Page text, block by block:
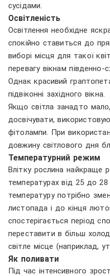
сусідами.
Освітленість
Освітлення необхідне
спокійно ставиться до
виборі місця для такої
перевагу вікнам південно-
Однак красивий
підвіконні західного вікна.
Якщо світла занадто
досвічувати,
фітолампи. При
довжину світлового дня
Температурний режим
Влітку рослина найкраще
температурах від 25 до 28
температуру потрібно
листопада і до кінця
спостерігається період
переставити в більш
світле місце (наприклад,
Як поливати
Під час інтенсивного